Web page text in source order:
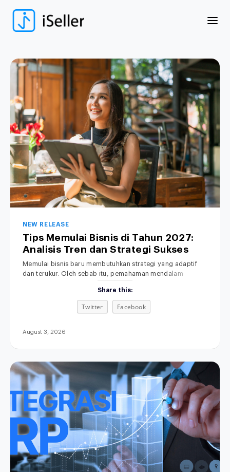
NEW RELEASE
Tips Memulai Bisnis di Tahun 2027:
Analisis Tren dan Strategi Sukses
Memulai bisnis baru membutuhkan strategi yang adaptif
dan terukur. Oleh sebab itu, pemahaman mendalam
yang sangat penting. Di era transformasi digital ini,
dinamika persaingan pasar berkembang dengan sangat
pesat. Akibatnya, metode bisnis lama yang serba manual
konsumen terhadap kecepatan dan kemudahan
Share this:
Twitter Facebook
August 3, 2026